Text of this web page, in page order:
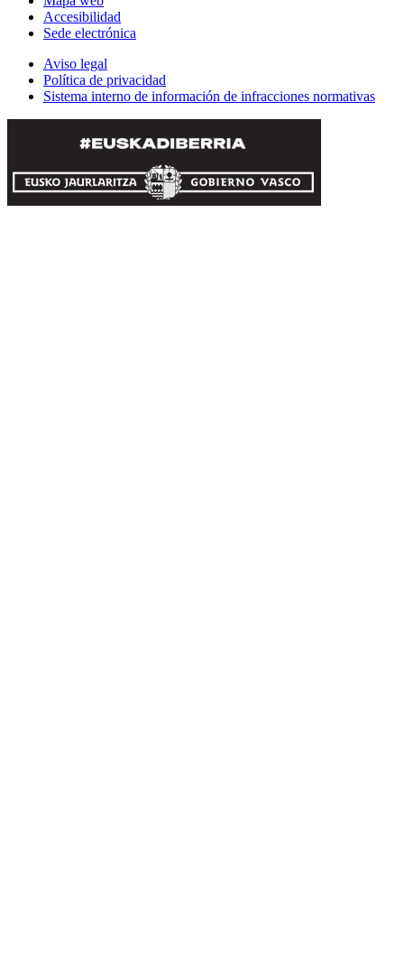
Accesibilidad
Sede electrónica
Aviso legal
Política de privacidad
Sistema interno de información de infracciones normativas